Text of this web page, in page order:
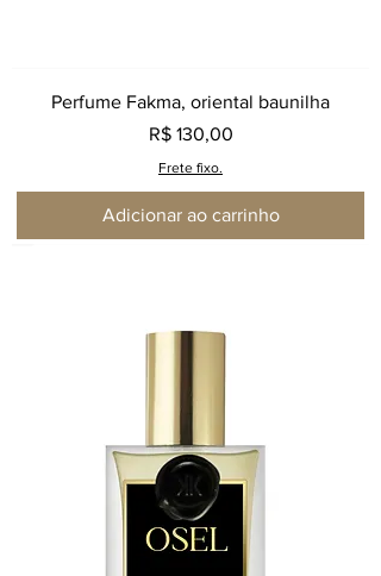
Perfume Fakma, oriental baunilha
Preço
R$ 130,00
Frete fixo.
Adicionar ao carrinho